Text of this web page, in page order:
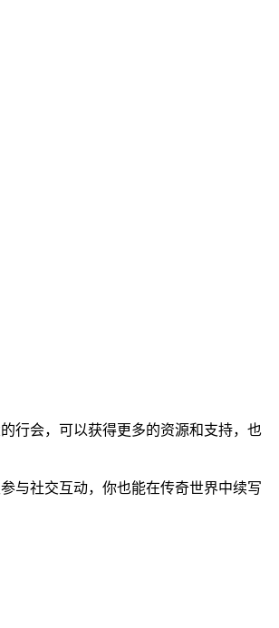
行会，可以获得更多的资源和支持，也
与社交互动，你也能在传奇世界中续写